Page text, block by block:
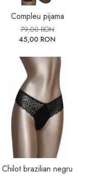
Compleu pijama
79,00 RON
45,00 RON
Chilot brazilian negru